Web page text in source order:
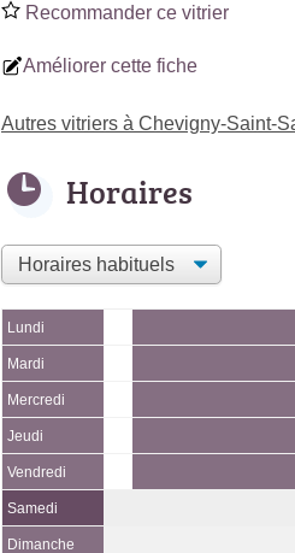
Recommander ce vitrier
Améliorer cette fiche
Autres vitriers à Chevigny-Saint-
Horaires
Lundi
Mardi
Mercredi
Jeudi
Vendredi
Samedi
Dimanche